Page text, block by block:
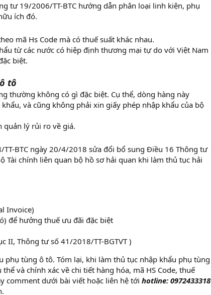
tư 19/2006/TT-BTC hướng dẫn phân loại linh kiện, phụ
ích đó.
mã Hs Code mà có thuế suất khác nhau.
từ các nước có hiệp định thương mại tự do với Việt Nam
biệt.
tô
thường không có gì đặc biệt. Cụ thể, dòng hàng này
và cũng không phải xin giấy phép nhập khẩu của bộ
quản lý rủi ro về giá.
BTC ngày 20/4/2018 sửa đổi bổ sung Điều 16 Thông tư
Tài chính liên quan bộ hồ sơ hải quan khi làm thủ tục hải
Invoice)
để hưởng thuế ưu đãi đặc biệt
II, Thông tư số 41/2018/TT-BGTVT )
phụ tùng ô tô. Tóm lại, khi làm thủ tục nhập khẩu phụ tùng
và chính xác về chi tiết hàng hóa, mã HS Code, thuế
comment dưới bài viết hoặc liên hệ tới hotline: 0972433318